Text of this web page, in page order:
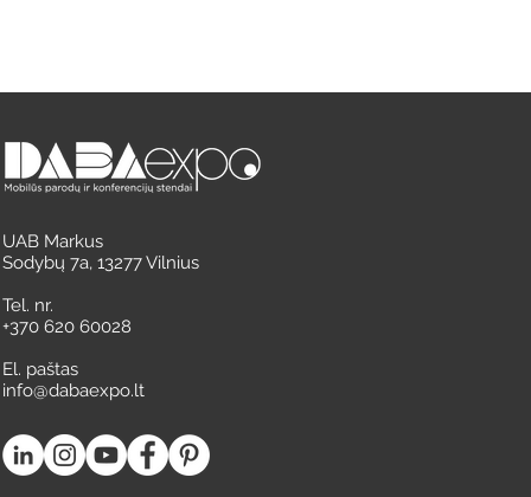
UAB Markus
Sodybų 7a, 13277 Vilnius
Tel. nr.
+370 620 60028
El. paštas
info@dabaexpo.lt